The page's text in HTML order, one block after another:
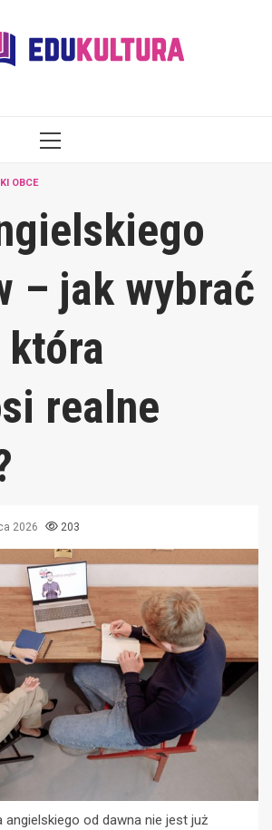
PRIMARY
OBCE
– jak wybrać
która
realne
2026 203
od dawna nie jest już